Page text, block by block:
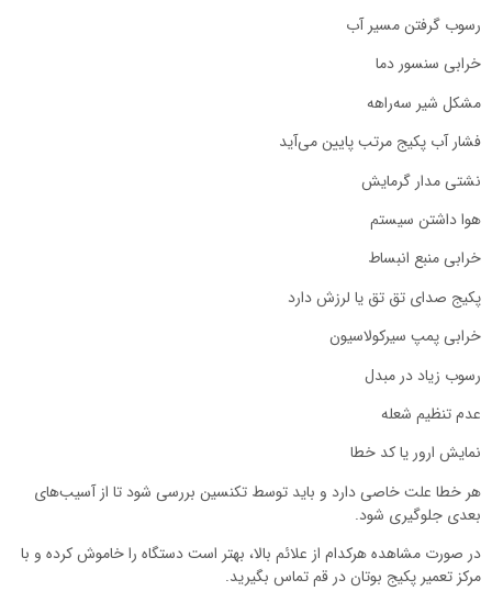
رسوب گرفتن مسیر آب
خرابی سنسور دما
مشکل شیر سه‌راهه
فشار آب پکیج مرتب پایین می‌آید
نشتی مدار گرمایش
هوا داشتن سیستم
خرابی منبع انبساط
پکیج صدای تق تق یا لرزش دارد
خرابی پمپ سیرکولاسیون
رسوب زیاد در مبدل
عدم تنظیم شعله
نمایش ارور یا کد خطا
هر خطا علت خاصی دارد و باید توسط تکنسین بررسی شود تا از آسیب‌های
بعدی جلوگیری شود.
در صورت مشاهده هرکدام از علائم بالا، بهتر است دستگاه را خاموش کرده و با
مرکز تعمیر پکیج بوتان در قم تماس بگیرید.